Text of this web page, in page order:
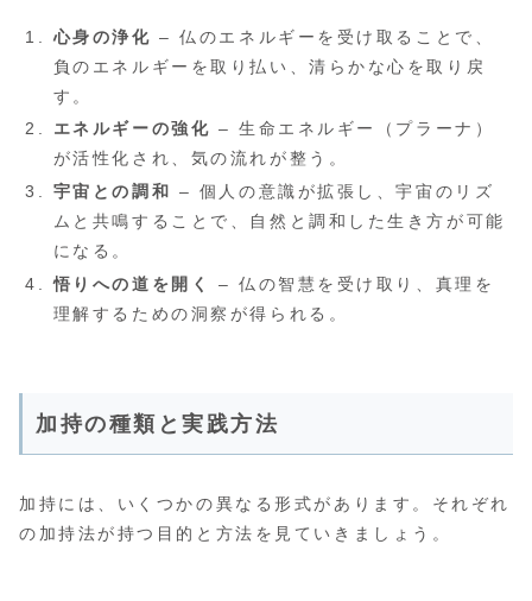
心身の浄化 – 仏のエネルギーを受け取ることで、
負のエネルギーを取り払い、清らかな心を取り戻
す。
エネルギーの強化 – 生命エネルギー（プラーナ）
が活性化され、気の流れが整う。
宇宙との調和
– 個人の意識が拡張し、宇宙のリズ
ムと共鳴することで、自然と調和した生き方が可能
になる。
悟りへの道を開く
– 仏の智慧を受け取り、真理を
理解するための洞察が得られる。
加持の種類と実践方法
加持には、いくつかの異なる形式があります。それぞれ
の加持法が持つ目的と方法を見ていきましょう。